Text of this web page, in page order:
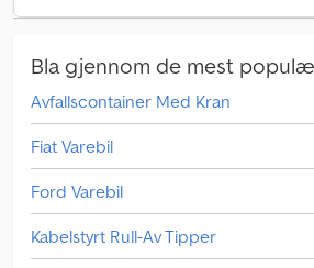
Bla gjennom de mest
Avfallscontainer Med Kran
Fiat Varebil
Ford Varebil
Kabelstyrt Rull-Av Tipper